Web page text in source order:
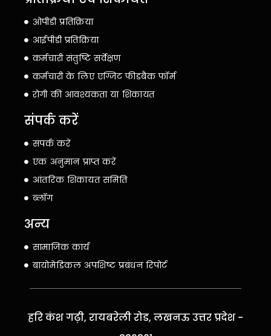
ओपीडी प्रतिक्रिया
आईपीडी प्रतिक्रिया
कर्मचारी संतुष्टि सर्वेक्षण
कर्मचारी के लिए एग्जिट फीडबैक फॉर्म
रोगी की आवश्यकता या शिकायत
संपर्क करें
संपर्क करें
एक अनुमान प्राप्त करें
आंतरिक शिकायत समिति
ब्लॉग
अन्य
सामाजिक कार्य
बायोमेडिकल अपशिष्ट प्रबंधन रिपोर्ट
हरि कंश गढ़ी, रायबरेली रोड, लखनऊ उत्तर प्रदेश -